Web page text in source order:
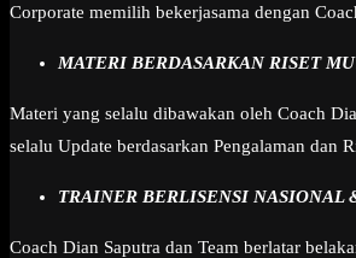
Corporate memilih bekerjasama dengan
MATERI BERDASARKAN RISET
Materi yang selalu dibawakan oleh Coach
selalu Update berdasarkan Pengalaman dan
TRAINER BERLISENSI NASIONAL
Coach Dian Saputra dan Team berlatar